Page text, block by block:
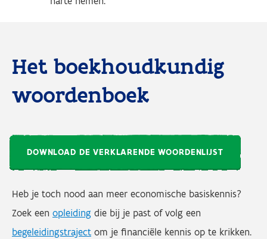
Het boekhoudkundig
woordenboek
DOWNLOAD DE VERKLARENDE WOORDENLIJST
Heb je toch nood aan meer economische basiskennis?
Zoek een opleiding die bij je past of volg een
begeleidingstraject om je financiële kennis op te krikken.